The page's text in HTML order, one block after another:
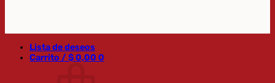
Lista de deseos
Carrito / $0,00 0